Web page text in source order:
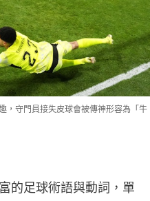
，守門員接失皮球會被傳神形容為「牛
的足球術語與動詞，單